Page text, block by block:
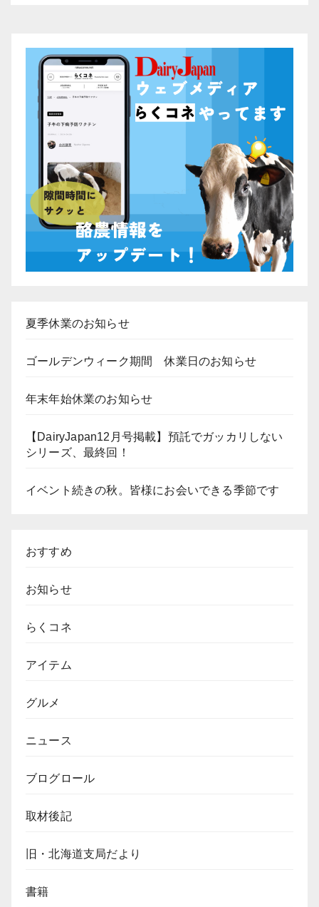
夏季休業のお知らせ
ゴールデンウィーク期間 休業日のお知らせ
年末年始休業のお知らせ
【DairyJapan12月号掲載】預託でガッカリしない
シリーズ、最終回！
イベント続きの秋。皆様にお会いできる季節です
おすすめ
お知らせ
らくコネ
アイテム
グルメ
ニュース
ブログロール
取材後記
旧・北海道支局だより
書籍